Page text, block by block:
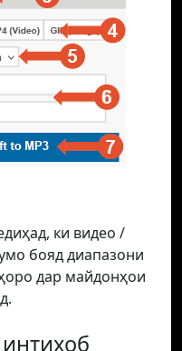
ки видео /
бояд диапазони
дар майдонҳои